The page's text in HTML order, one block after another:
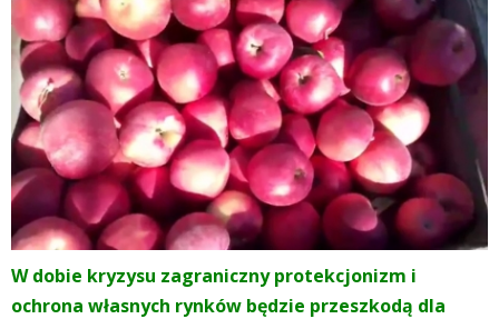
W dobie kryzysu zagraniczny protekcjonizm i
ochrona własnych rynków będzie przeszkodą dla